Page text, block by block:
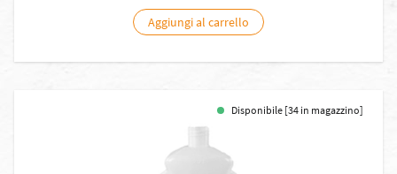
Aggiungi al carrello
Disponibile [34 in magazzino]